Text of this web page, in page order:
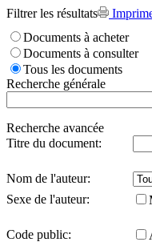
Filtrer les résultats
Documents à acheter
Documents à consulter
Tous les documents
Recherche générale
Recherche avancée
Titre du document:
Nom de l'auteur:
Sexe de l'auteur:
Code public: